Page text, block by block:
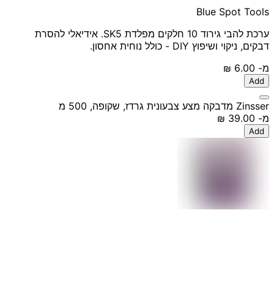
Blue Spot Tools
ערכת להבי גירוד 10 חלקים מפלדת SK5. אידיאלי להסרת
דבקים, ניקוי ושיפוץ DIY - כולל נוחית אחסון.
מ-
Add
Zinsser מדבקה מצע צבעונית גרדז, שקופה, 500 מ
מ-
Add